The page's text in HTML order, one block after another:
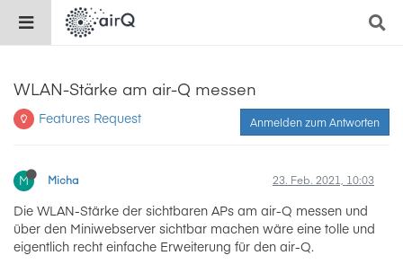
WLAN-Stärke am air-Q messen
Features Request Anmelden zum Antworten
M Micha 23. Feb. 2021, 10:03
Die WLAN-Stärke der sichtbaren APs am air-Q messen und
über den Miniwebserver sichtbar machen wäre eine tolle und
eigentlich recht einfache Erweiterung für den air-Q.